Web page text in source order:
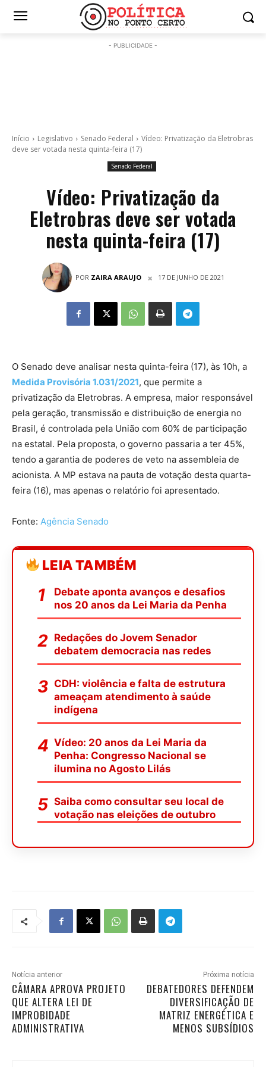
- PUBLICIDADE -
Início Legislativo Senado Federal
Vídeo: Privatização da Eletrobras
deve ser votada nesta quinta-feira (17)
Senado Federal
Vídeo: Privatização da
Eletrobras deve ser votada
nesta quinta-feira (17)
POR ZAIRA ARAUJO 17 DE JUNHO DE 2021
O Senado deve analisar nesta quinta-feira (17), às 10h, a
Medida Provisória 1.031/2021, que permite a
privatização da Eletrobras. A empresa, maior responsável
pela geração, transmissão e distribuição de energia no
Brasil, é controlada pela União com 60% de participação
na estatal. Pela proposta, o governo passaria a ter 45%,
tendo a garantia de poderes de veto na assembleia de
acionista. A MP estava na pauta de votação desta quarta-
feira (16), mas apenas o relatório foi apresentado.
Fonte: Agência Senado
LEIA TAMBÉM
Debate aponta avanços e desafios
nos 20 anos da Lei Maria da Penha
Redações do Jovem Senador
debatem democracia nas redes
CDH: violência e falta de estrutura
ameaçam atendimento à saúde
indígena
Vídeo: 20 anos da Lei Maria da
Penha: Congresso Nacional se
ilumina no Agosto Lilás
Saiba como consultar seu local de
votação nas eleições de outubro
Notícia anterior
CÂMARA APROVA PROJETO
QUE ALTERA LEI DE
IMPROBIDADE
ADMINISTRATIVA
Próxima notícia
DEBATEDORES DEFENDEM
DIVERSIFICAÇÃO DE
MATRIZ ENERGÉTICA E
MENOS SUBSÍDIOS